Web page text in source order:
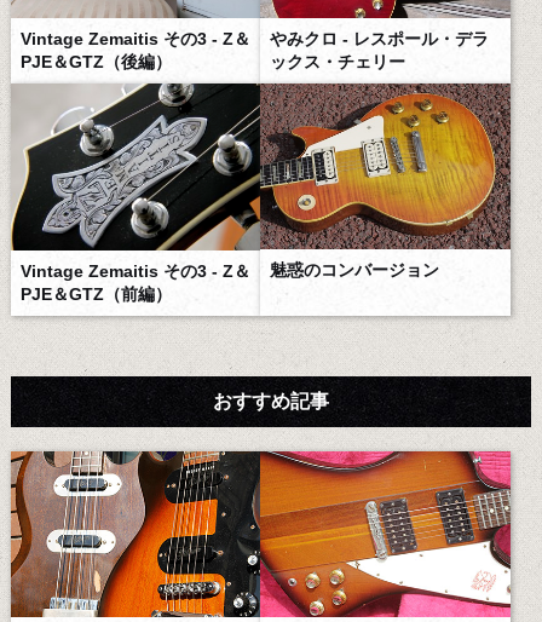
Vintage Zemaitis その3 - Z＆
PJE＆GTZ（後編）
やみクロ - レスポール・デラ
ックス・チェリー
Vintage Zemaitis その3 - Z＆
PJE＆GTZ（前編）
魅惑のコンバージョン
おすすめ記事